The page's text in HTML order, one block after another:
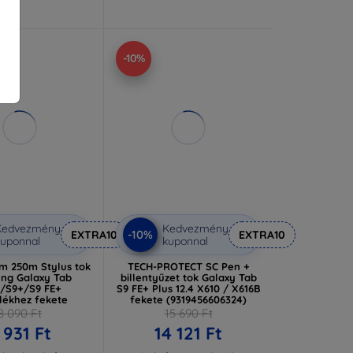
EXTRA10
250m Stylus tok
Galaxy Tab
S9+/S9 FE+
fekete
090 Ft
Ft
-10%
-10%
Kedvezmény
kuponnal
EXTRA10
TECH-PROTECT SC Pen +
billentyűzet tok Galaxy Tab
S9 FE+ Plus 12.4 X610 / X616B
fekete (9319456606324)
15 690 Ft
14 121 Ft